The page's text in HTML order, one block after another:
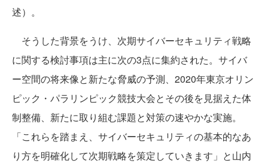
述）。
そうした背景をうけ、次期サイバーセキュリティ戦略
に関する検討事項は主に次の3点に集約された。サイバ
ー空間の将来像と新たな脅威の予測、2020年東京オリン
ピック・パラリンピック競技大会とその後を見据えた体
制整備、新たに取り組む課題と対策の速やかな実施。
「これらを踏まえ、サイバーセキュリティの基本的なあ
り方を明確化して次期戦略を策定していきます」と山内